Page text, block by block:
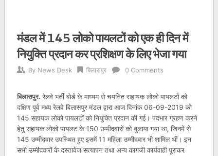
मंडल में 145 लोको पायलटों को एक ही दिन में
नियुक्ति प्रदान कर प्रशिक्षण के लिए भेजा गया
By News Desk बिलासपुर 0 Comments
बिलासपुर. रेलवे भर्ती बोर्ड के माध्यम से चयनित सहायक लोको पायलटों को
दक्षिण पूर्व मध्य रेलवे बिलासपुर मंडल द्वारा आज दिनांक 06-09-2019 को
145 सहायक लोको पायलटों को नियुक्ति प्रदान की गई। पदभार ग्रहण करने
हेतु सहायक लोको पायलट के 150 उम्मीदवारों को बुलाया गया था, जिनमें से
145 उम्मीदवार उपस्थित हुए इसमें 11 महिला उम्मीदवार भी शामिल थीं। इन
सभी उम्मीदवारों के दस्तावेज सत्यापन तथा अन्य कागजी कार्यवाही पूराकर